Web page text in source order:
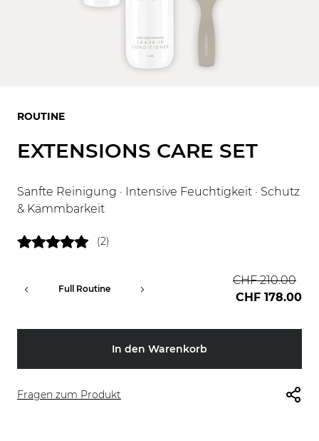
ROUTINE
EXTENSIONS CARE SET
Sanfte Reinigung · Intensive Feuchtigkeit · Schutz
& Kämmbarkeit
(2)
Full Routine
CHF 210.00
CHF 178.00
In den Warenkorb
Fragen zum Produkt